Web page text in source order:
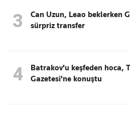
3
Can Uzun, Leao beklerken
sürpriz transfer
4
Batrakov'u keşfeden hoca,
Gazetesi'ne konuştu